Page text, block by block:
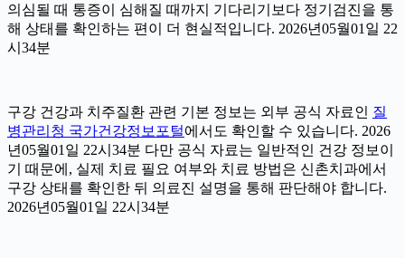
의심될 때 통증이 심해질 때까지 기다리기보다 정기검진을 통
해 상태를 확인하는 편이 더 현실적입니다. 2026년05월01일 22
시34분
구강 건강과 치주질환 관련 기본 정보는 외부 공식 자료인 질
병관리청 국가건강정보포털에서도 확인할 수 있습니다. 2026
년05월01일 22시34분 다만 공식 자료는 일반적인 건강 정보이
기 때문에, 실제 치료 필요 여부와 치료 방법은 신촌치과에서
구강 상태를 확인한 뒤 의료진 설명을 통해 판단해야 합니다.
2026년05월01일 22시34분